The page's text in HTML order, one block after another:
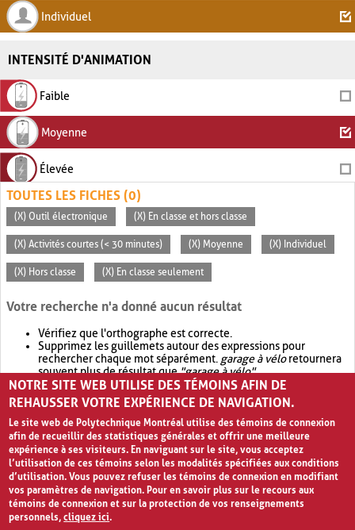
Individuel
INTENSITÉ D'ANIMATION
Faible
Moyenne
Élevée
TOUTES LES FICHES (0)
(X) Outil électronique (X) En classe et hors classe
(X) Activités courtes (< 30 minutes) (X) Moyenne (X) Individuel
(X) Hors classe (X) En classe seulement
Votre recherche n'a donné aucun résultat
Vérifiez que l'orthographe est correcte.
Supprimez les guillemets autour des expressions pour
rechercher chaque mot séparément. garage à véloretournera
souvent plus de résultat que"garage à vélo".
Envisagez d'élargir votre recherche avec OR.garage OR vélo
retournera souvent plus de résultat quegarage à vélo
NOTRE SITE WEB UTILISE DES TÉMOINS AFIN DE
REHAUSSER VOTRE EXPÉRIENCE DE NAVIGATION.
Le site web de Polytechnique Montréal utilise des témoins de connexion
afin de recueillir des statistiques générales et offrir une meilleure
expérience à ses visiteurs. En naviguant sur le site, vous acceptez
l’utilisation de ces témoins selon les modalités spécifiées aux conditions
d’utilisation. Vous pouvez refuser les témoins de connexion en modifiant
vos paramètres de navigation. Pour en savoir plus sur le recours aux
témoins de connexion et sur la protection de vos renseignements
personnels,cliquez ici.